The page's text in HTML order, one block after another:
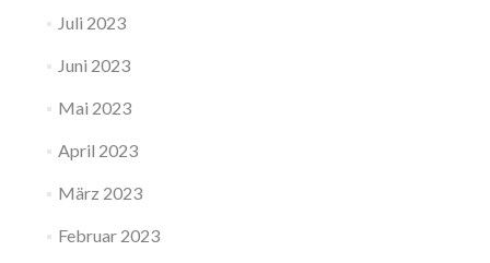
Juli 2023
Juni 2023
Mai 2023
April 2023
März 2023
Februar 2023